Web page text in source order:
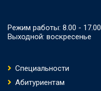
Режим работы: 8.00 - 17.00
Выходной: воскресенье
Специальности
Абитуриентам